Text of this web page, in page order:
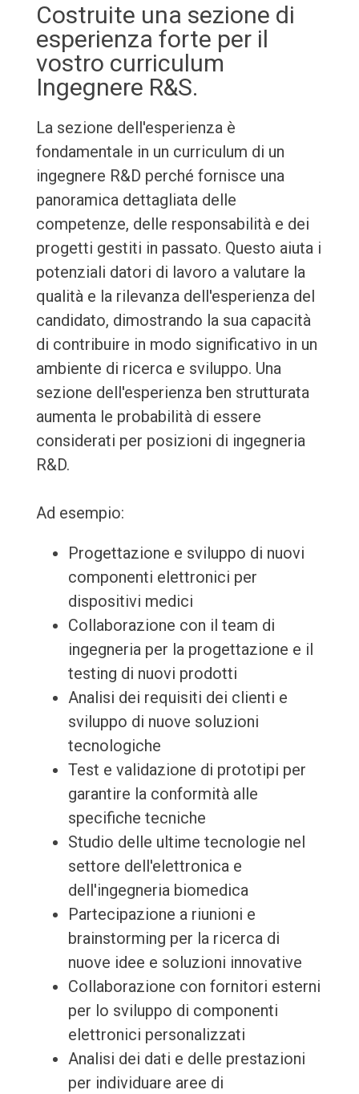
Costruite una sezione di
esperienza forte per il
vostro curriculum
Ingegnere R&S.
La sezione dell'esperienza è
fondamentale in un curriculum di un
ingegnere R&D perché fornisce una
panoramica dettagliata delle
competenze, delle responsabilità e dei
progetti gestiti in passato. Questo aiuta i
potenziali datori di lavoro a valutare la
qualità e la rilevanza dell'esperienza del
candidato, dimostrando la sua capacità
di contribuire in modo significativo in un
ambiente di ricerca e sviluppo. Una
sezione dell'esperienza ben strutturata
aumenta le probabilità di essere
considerati per posizioni di ingegneria
R&D.
Ad esempio:
Progettazione e sviluppo di nuovi
componenti elettronici per
dispositivi medici
Collaborazione con il team di
ingegneria per la progettazione e il
testing di nuovi prodotti
Analisi dei requisiti dei clienti e
sviluppo di nuove soluzioni
tecnologiche
Test e validazione di prototipi per
garantire la conformità alle
specifiche tecniche
Studio delle ultime tecnologie nel
settore dell'elettronica e
dell'ingegneria biomedica
Partecipazione a riunioni e
brainstorming per la ricerca di
nuove idee e soluzioni innovative
Collaborazione con fornitori esterni
per lo sviluppo di componenti
elettronici personalizzati
Analisi dei dati e delle prestazioni
per individuare aree di